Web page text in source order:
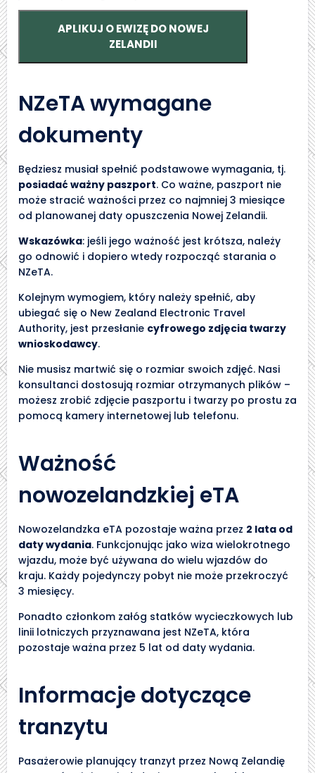
APLIKUJ O EWIZĘ DO NOWEJ
ZELANDII
NZeTA wymagane
dokumenty
Będziesz musiał spełnić podstawowe wymagania, tj.
posiadać ważny paszport. Co ważne, paszport nie
może stracić ważności przez co najmniej 3 miesiące
od planowanej daty opuszczenia Nowej Zelandii.
Wskazówka: jeśli jego ważność jest krótsza, należy
go odnowić i dopiero wtedy rozpocząć starania o
NZeTA.
Kolejnym wymogiem, który należy spełnić, aby
ubiegać się o New Zealand Electronic Travel
Authority, jest przesłanie cyfrowego zdjęcia twarzy
wnioskodawcy.
Nie musisz martwić się o rozmiar swoich zdjęć. Nasi
konsultanci dostosują rozmiar otrzymanych plików –
możesz zrobić zdjęcie paszportu i twarzy po prostu za
pomocą kamery internetowej lub telefonu.
Ważność
nowozelandzkiej eTA
Nowozelandzka eTA pozostaje ważna przez 2 lata od
daty wydania. Funkcjonując jako wiza wielokrotnego
wjazdu, może być używana do wielu wjazdów do
kraju. Każdy pojedynczy pobyt nie może przekroczyć
3 miesięcy.
Ponadto członkom załóg statków wycieczkowych lub
linii lotniczych przyznawana jest NZeTA, która
pozostaje ważna przez 5 lat od daty wydania.
Informacje dotyczące
tranzytu
Pasażerowie planujący tranzyt przez Nową Zelandię